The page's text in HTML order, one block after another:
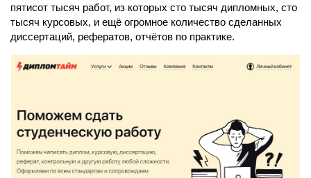
пятисот тысяч работ, из которых сто тысяч дипломных, сто
тысяч курсовых, и ещё огромное количество сделанных
диссертаций, рефератов, отчётов по практике.